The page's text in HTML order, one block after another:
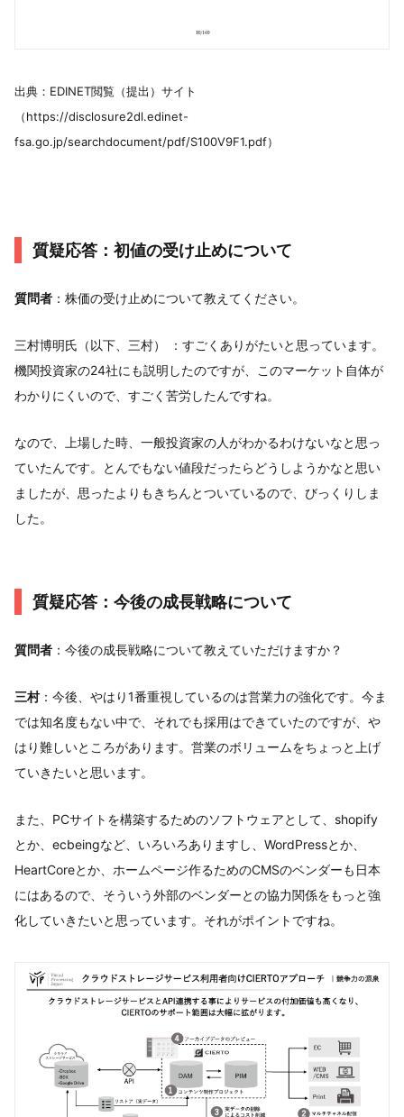
出典：EDINET閲覧（提出）サイト
（https://disclosure2dl.edinet-
fsa.go.jp/searchdocument/pdf/S100V9F1.pdf）
質疑応答：初値の受け止めについて
質問者 ：株価の受け止めについて教えてください。
三村博明氏（以下、三村） ：すごくありがたいと思っています。
機関投資家の24社にも説明したのですが、このマーケット自体が
わかりにくいので、すごく苦労したんですね。
なので、上場した時、一般投資家の人がわかるわけないなと思っ
ていたんです。とんでもない値段だったらどうしようかなと思い
ましたが、思ったよりもきちんとついているので、びっくりしま
した。
質疑応答：今後の成長戦略について
質問者 ：今後の成長戦略について教えていただけますか？
三村：今後、やはり1番重視しているのは営業力の強化です。今ま
では知名度もない中で、それでも採用はできていたのですが、や
はり難しいところがあります。営業のボリュームをちょっと上げ
ていきたいと思います。
また、PCサイトを構築するためのソフトウェアとして、shopify
とか、ecbeingなど、いろいろありますし、WordPressとか、
HeartCoreとか、ホームページ作るためのCMSのベンダーも日本
にはあるので、そういう外部のベンダーとの協力関係をもっと強
化していきたいと思っています。それがポイントですね。